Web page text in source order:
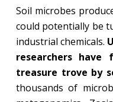
Soil microbes
could potentially be
industrial chemicals.
researchers
treasure trove by
thousands of